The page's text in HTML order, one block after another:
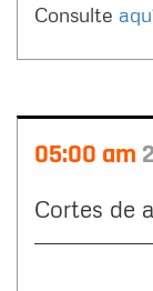
Consulte
05:00 am
Cortes de